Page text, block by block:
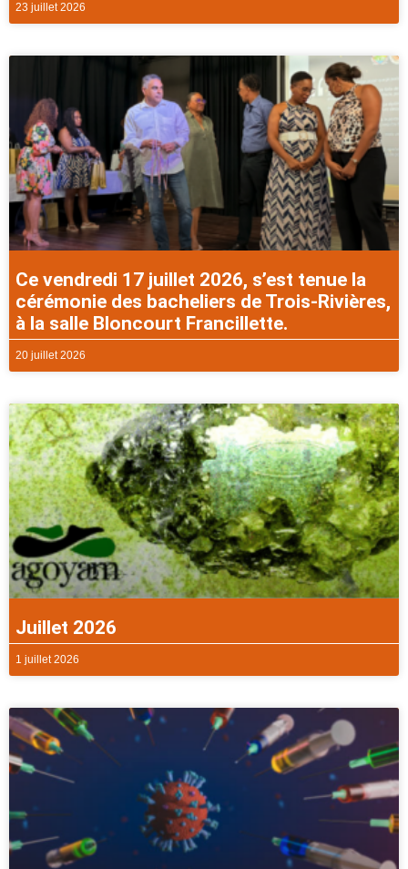
23 juillet 2026
Ce vendredi 17 juillet 2026, s’est tenue la
cérémonie des bacheliers de Trois-Rivières,
à la salle Bloncourt Francillette.
20 juillet 2026
Juillet 2026
1 juillet 2026